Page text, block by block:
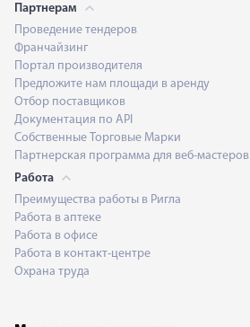
Партнерам
Проведение тендеров
Франчайзинг
Портал производителя
Предложите нам площади в аренду
Отбор поставщиков
Документация по API
Собственные Торговые Марки
Партнерская программа для веб-мастеров
Работа
Преимущества работы в Ригла
Работа в аптеке
Работа в офисе
Работа в контакт-центре
Охрана труда